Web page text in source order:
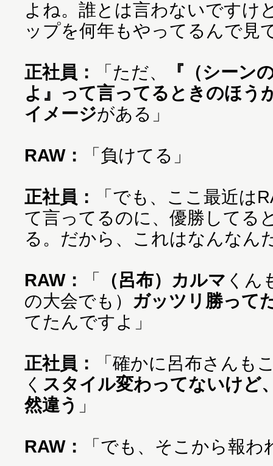
よね。誰とは言わないですけ
ップを何年もやってるんで見
正社員： 「ただ、
『（シーン
よ』って言ってるときのほう
イメージがある」
RAW： 「負けてる」
正社員：
「でも、ここ最近は
て言ってるのに、優勝してる
る。だから、これはなんなん
RAW： 「 （呂布）カルマ くん
の大会でも） ガッツリ勝って
てたんですよ」
正社員：
「確かに呂布さんも
く スタイル変わってないけど
然違う 」
RAW： 「でも、そこから報